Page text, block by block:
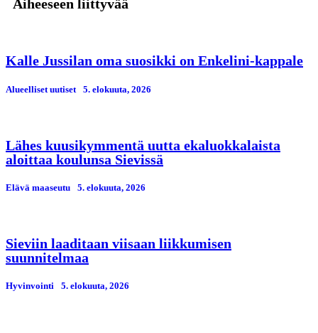
Aiheeseen liittyvää
Kalle Jussilan oma suosikki on Enkelini-kappale
Alueelliset uutiset 5. elokuuta, 2026
Lähes kuusikymmentä uutta ekaluokkalaista
aloittaa koulunsa Sievissä
Elävä maaseutu 5. elokuuta, 2026
Sieviin laaditaan viisaan liikkumisen
suunnitelmaa
Hyvinvointi 5. elokuuta, 2026